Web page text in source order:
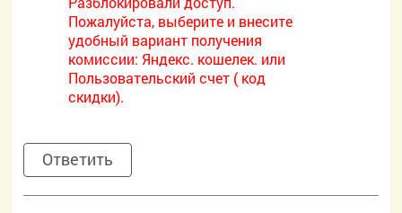
Пожалуйста, выберите и внесите
удобный вариант получения
комиссии: Яндекс. кошелек. или
Пользовательский счет ( код
скидки).
Ответить